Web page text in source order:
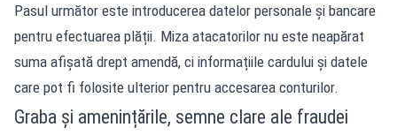
Pasul următor este introducerea datelor personale și bancare
pentru efectuarea plății. Miza atacatorilor nu este neapărat
suma afișată drept amendă, ci informațiile cardului și datele
care pot fi folosite ulterior pentru accesarea conturilor.
Graba și amenințările, semne clare ale fraudei